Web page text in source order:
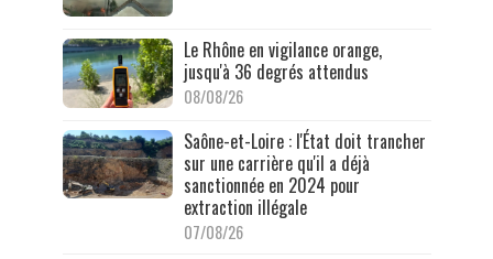
Le Rhône en vigilance orange,
jusqu'à 36 degrés attendus
08/08/26
Saône-et-Loire : l'État doit trancher
sur une carrière qu'il a déjà
sanctionnée en 2024 pour
extraction illégale
07/08/26